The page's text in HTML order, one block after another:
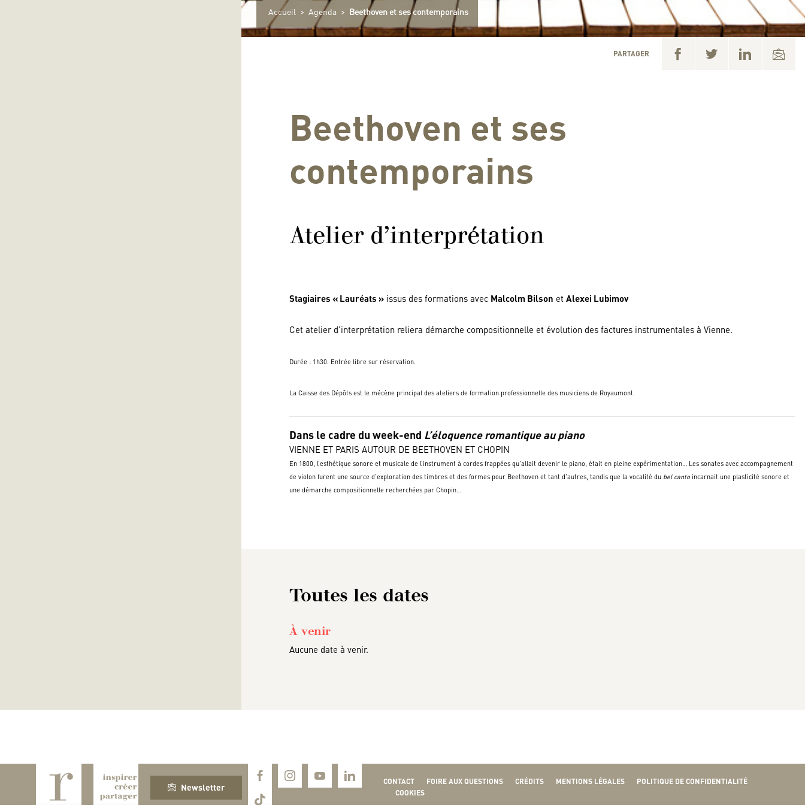
Accueil > Agenda > Beethoven et ses contemporains
PARTAGER
Beethoven et ses
contemporains
Atelier d’interprétation
Stagiaires « Lauréats » issus des formations avec Malcolm Bilson etAlexei Lubimov
Cet atelier d’interprétation reliera démarche compositionnelle et évolution des factures instrumentales à Vienne.
Durée : 1h30. Entrée libre sur réservation.
La Caisse des Dépôts est le mécène principal des ateliers de formation professionnelle des musiciens de Royaumont.
Dans le cadre du week-end L’éloquence romantique au piano
VIENNE ET PARIS AUTOUR DE BEETHOVEN ET CHOPIN
En 1800, l’esthétique sonore et musicale de l’instrument à cordes frappées qu’allait devenir le piano, était en pleine expérimentation… Les sonates avec accompagnement
de violon furent une source d’exploration des timbres et des formes pour Beethoven et tant d’autres, tandis que la vocalité du bel canto incarnait une plasticité sonore et
une démarche compositionnelle recherchées par Chopin…
Toutes les dates
À venir
Aucune date à venir.
Newsletter
CONTACT FOIRE AUX QUESTIONS CRÉDITS MENTIONS LÉGALES
POLITIQUE DE CONFIDENTIALITÉ
COOKIES